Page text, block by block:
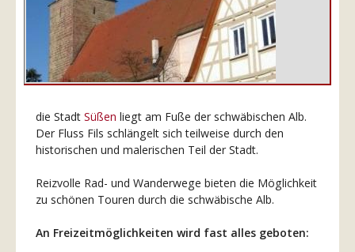
die Stadt Süßen liegt am Fuße der schwäbischen Alb.
Der Fluss Fils schlängelt sich teilweise durch den
historischen und malerischen Teil der Stadt.
Reizvolle Rad- und Wanderwege bieten die Möglichkeit
zu schönen Touren durch die schwäbische Alb.
An Freizeitmöglichkeiten wird fast alles geboten: